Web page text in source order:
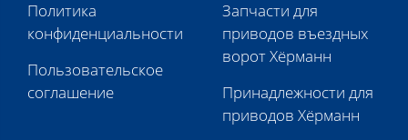
Политика
конфиденциальности
Пользовательское
соглашение
Запчасти для
приводов въездных
ворот Хёрманн
Принадлежности для
приводов Хёрманн